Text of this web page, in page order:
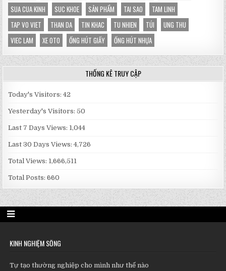
SUA CUA KINH
SUC KHOE SẢN PHẨM TAI SAO
TAM LINH
TAP VO VIET
THAN DA TIN KHAC TU NHIEN TÚI
UNG THU
VIEC LAM
XE OTO ỐNG HÚT GIẤY ỐNG HÚT NHỰA
THỐNG KÊ TRUY CẬP
Today's Visitors:42
Yesterday's Visitors:50
Last 7 Days Views: 1,044
Last 30 Days Views:4,726
Total Views: 1,666,511
Total Posts:660
KINH NGHIỆM SỐNG
Tự tạo thường nghiệp cho mình như thế nào